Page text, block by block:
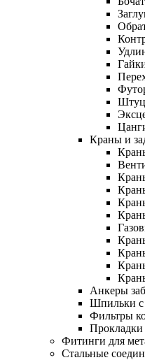
Краны и
Анкеры
Шпильки с
Фильтры
Прокладки
Фитинги для
Стальные